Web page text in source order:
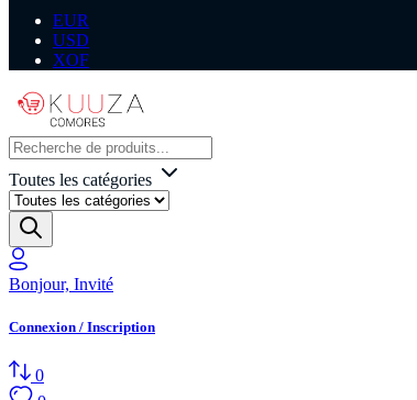
EUR
USD
XOF
Toutes les catégories
Bonjour, Invité
Connexion / Inscription
0